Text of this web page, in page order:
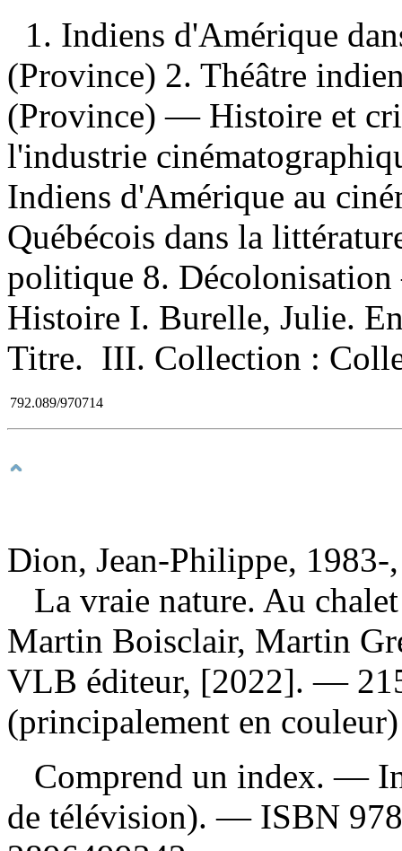
1. Indiens d'Amérique
(Province) 2. Théâtre
(Province) — Histoire et
l'industrie
Indiens d'Amérique au
Québécois dans la
politique 8.
Histoire I. Burelle, Julie.
Titre. III. Collection :
792.089/970714
Dion, Jean-Philippe, 1983-
La vraie nature. Au
Martin Boisclair, Martin
VLB éditeur, [2022]. —
(principalement en
Comprend un index. —
de télévision). — ISBN